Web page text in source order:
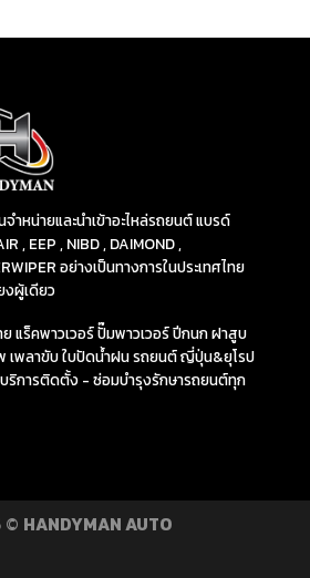
ำหน่ายและนำเข้าอะไหล่รถยนต์ แบรด์
, EEP , NIBD , DAIMOND ,
อย่างเป็นทางการในประเทศไทย
งผู้เดียว
แร็คพาวเวอร์ ปั๊มพาวเวอร์ ปีกนก ฝาสูบ
เพลาขับ ใบปัดน้ำฝน รถยนต์ ญี่ปุ่น&ยุโรป
ริการติดตั้ง - ซ่อมบำรุงรักษารถยนต์ทุก
© HANDYMAN AUTO